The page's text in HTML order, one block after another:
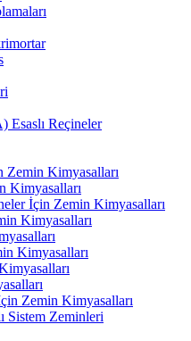
Reçineler
Kimyasalları
Kimyasalları
İçin Zemin Kimyasalları
Kimyasalları
Kimyasalları
Zemin Kimyasalları
Sistem Zeminleri